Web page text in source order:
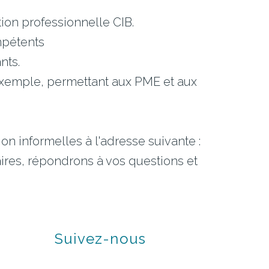
professionnelle CIB.
permettant aux PME et aux
informelles à l'adresse suivante :
répondrons à vos questions et
Suivez-nous